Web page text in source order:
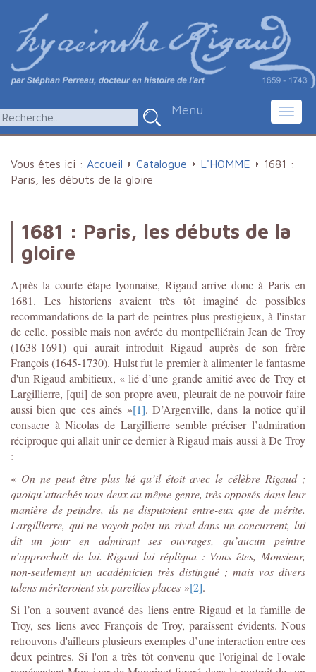
Menu
Vous êtes ici : Accueil Catalogue L'HOMME
1681 :
Paris, les débuts de la gloire
1681 : Paris, les débuts de la
gloire
Après la courte étape lyonnaise, Rigaud arrive donc à Paris en
1681. Les historiens avaient très tôt imaginé de possibles
recommandations de la part de peintres plus prestigieux, à l'instar
de celle, possible mais non avérée du montpelliérain Jean de Troy
(1638-1691) qui aurait introduit Rigaud auprès de son frère
François (1645-1730). Hulst fut le premier à alimenter le fantasme
d'un Rigaud ambitieux, « lié d’une grande amitié avec de Troy et
Largillierre, [qui] de son propre aveu, pleurait de ne pouvoir faire
aussi bien que ces aînés »[1]. D’Argenville, dans la notice qu’il
consacre à Nicolas de Largillierre semble préciser l’admiration
réciproque qui allait unir ce dernier à Rigaud mais aussi à De Troy
:
« On ne peut être plus lié qu’il étoit avec le célèbre Rigaud ;
quoiqu’attachés tous deux au même genre, très opposés dans leur
manière de peindre, ils ne disputoient entre-eux que de mérite.
Largillierre, qui ne voyoit point un rival dans un concurrent, lui
dit un jour en admirant ses ouvrages, qu’aucun peintre
n’approchoit de lui. Rigaud lui répliqua : Vous êtes, Monsieur,
non-seulement un académicien très distingué ; mais vos divers
talens mériteroient six pareilles places »[2].
Si l’on a souvent avancé des liens entre Rigaud et la famille de
Troy, ses liens avec François de Troy, paraîssent évidents. Nous
retrouvons d'ailleurs plusieurs exemples d’une interaction entre ces
deux peintres. Si l'on a très tôt convenu que l'original de l'ovale